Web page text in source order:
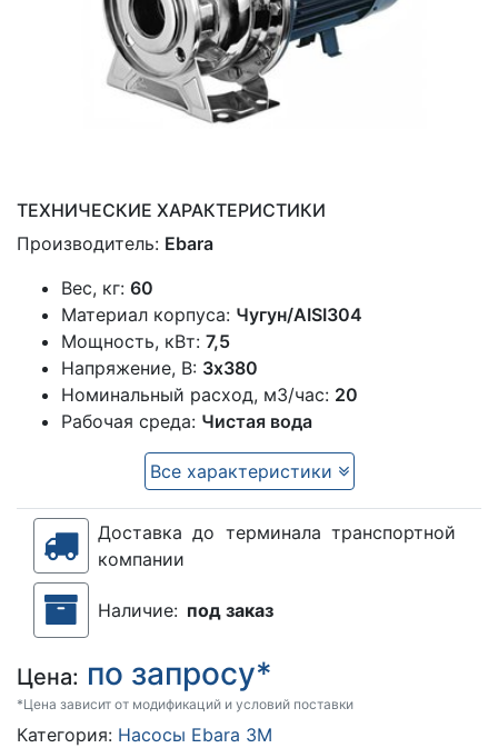
ТЕХНИЧЕСКИЕ ХАРАКТЕРИСТИКИ
Производитель: Ebara
Вес, кг: 60
Материал корпуса: Чугун/AISI304
Мощность, кВт: 7,5
Напряжение, В: 3х380
Номинальный расход, м3/час: 20
Рабочая среда: Чистая вода
Все характеристики
Доставка до терминала транспортной
компании
Наличие: под заказ
Цена: по запросу*
*Цена зависит от модификаций и условий поставки
Категория: Насосы Ebara 3M